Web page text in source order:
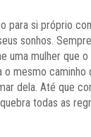
para si próprio
sonhos.
uma mulher que o
mesmo caminho
dela. Até que
todas as